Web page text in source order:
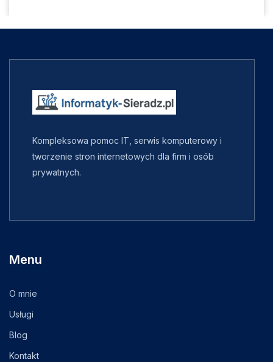
Kompleksowa pomoc IT, serwis komputerowy i
tworzenie stron internetowych dla firm i osób
prywatnych.
Menu
O mnie
Usługi
Blog
Kontakt